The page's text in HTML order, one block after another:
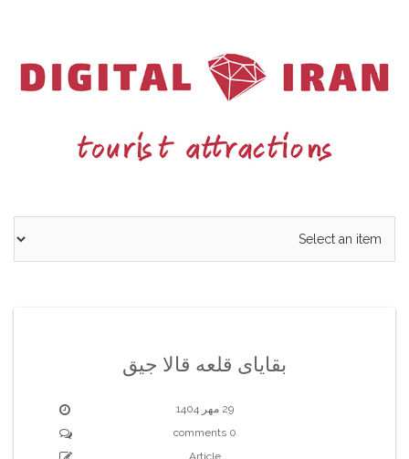
بقایای قلعه قالا جیق
29 مهر 1404
0 comments
Article